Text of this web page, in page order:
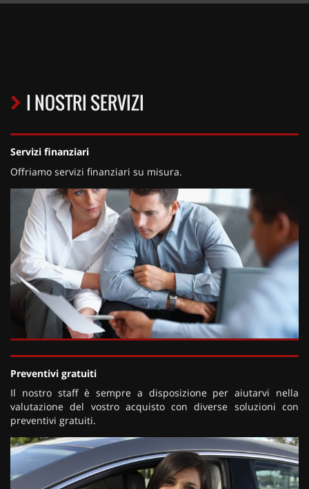
I NOSTRI SERVIZI
Servizi finanziari
Offriamo servizi finanziari su misura.
Preventivi gratuiti
Il nostro staff è sempre a disposizione per aiutarvi nella
valutazione del vostro acquisto con diverse soluzioni con
preventivi gratuiti.